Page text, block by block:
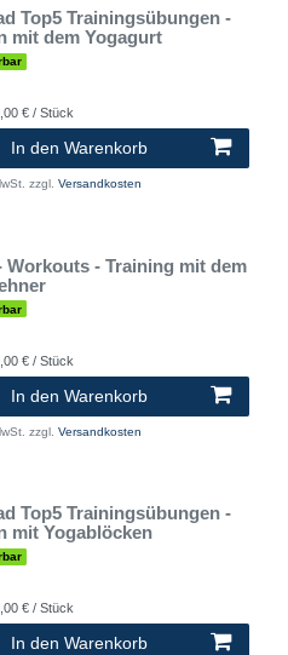
Top5 Trainingsübungen -
mit dem Yogagurt
€ / Stück
In den Warenkorb
zzgl. Versandkosten
Workouts - Training mit dem
€ / Stück
In den Warenkorb
zzgl. Versandkosten
Top5 Trainingsübungen -
mit Yogablöcken
€ / Stück
In den Warenkorb